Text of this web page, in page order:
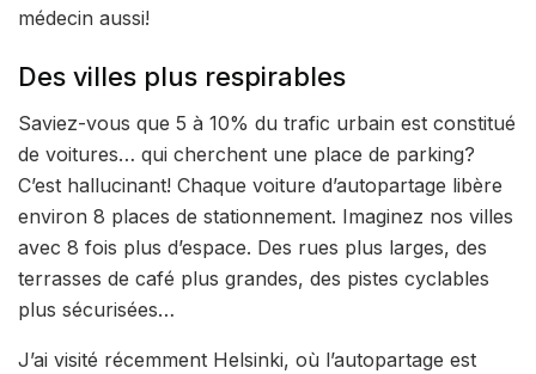
médecin aussi!
Des villes plus respirables
Saviez-vous que 5 à 10% du trafic urbain est constitué
de voitures… qui cherchent une place de parking?
C’est hallucinant! Chaque voiture d’autopartage libère
environ 8 places de stationnement. Imaginez nos villes
avec 8 fois plus d’espace. Des rues plus larges, des
terrasses de café plus grandes, des pistes cyclables
plus sécurisées…
J’ai visité récemment Helsinki, où l’autopartage est